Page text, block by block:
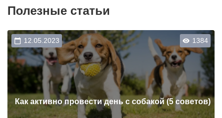
Полезные статьи
Как активно провести день с собакой (5 советов)